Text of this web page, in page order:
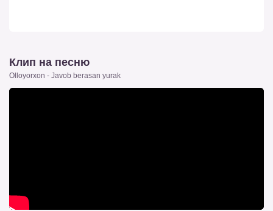
Клип на песню
Olloyorxon - Javob berasan yurak